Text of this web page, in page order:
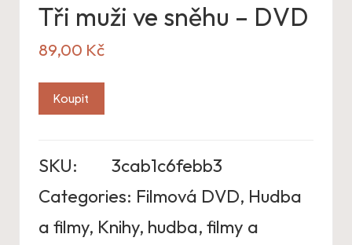
Tři muži ve sněhu – DVD
89,00 Kč
Koupit
SKU:
3cab1c6febb3
Categories: Filmová DVD, Hudba
a filmy, Knihy, hudba, filmy a